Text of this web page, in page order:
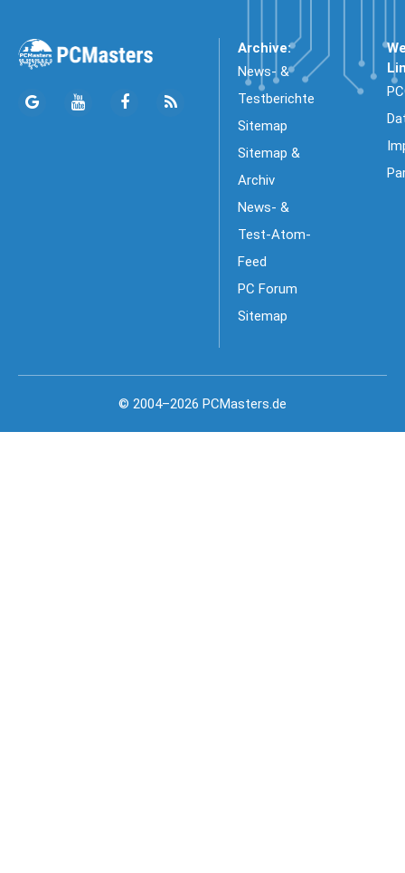
Archive:
News- &
Testberichte
Sitemap
Sitemap &
Archiv
News- &
Test-Atom-
Feed
PC Forum
Sitemap
© 2004–2026 PCMasters.de